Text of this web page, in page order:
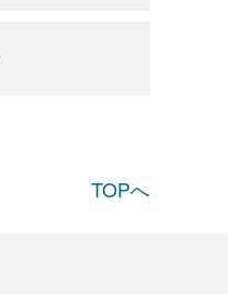
TOPへ